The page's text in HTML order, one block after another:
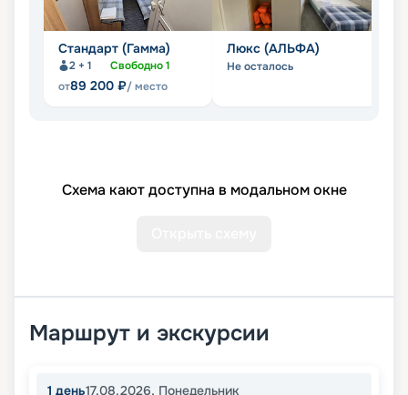
Стандарт (Гамма)
2 + 1 Свободно1
от89 200 ₽/ место
Люкс (АЛЬФА)
Не осталось
Схема кают доступна в модальном окне
Маршрут и экскурсии
1 день17.08.2026, Понедельник